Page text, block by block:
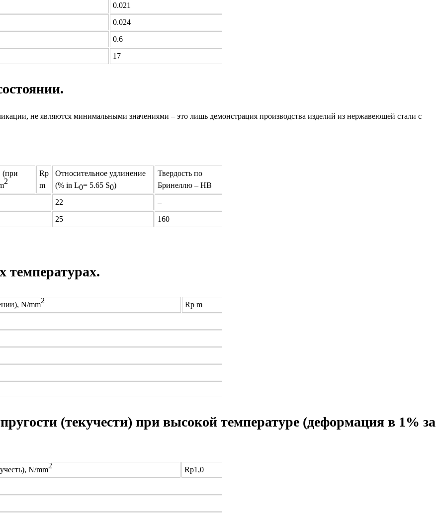
0.021
0.024
0.6
17
не являются минимальными значениями – это лишь демонстрация производства изделий из нержавеющей стали с
(при
2
Rp
m
Относительное удлинение
(% in L0= 5.65 S0)
Твердость по
Бринеллю – НВ
22
–
25 160
N/mm2
Rp m
(текучести) при высокой температуре (деформация в 1% за
N/mm2
Rp1,0